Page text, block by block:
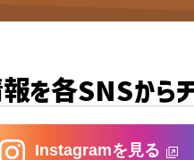
を各SNSからチ
Instagramを見る